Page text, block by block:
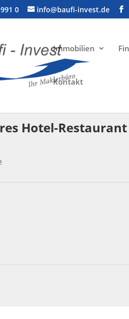
0 info@baufi-invest.de
Immobilien
Kontakt
Hotel-